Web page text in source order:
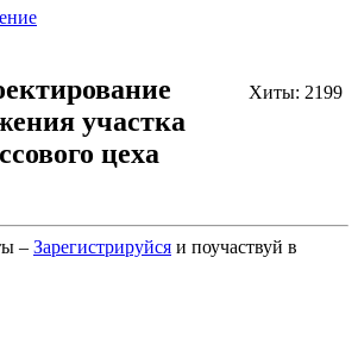
Хиты: 2199
участка
цеха
– Зарегистрируйся и поучаствуй в